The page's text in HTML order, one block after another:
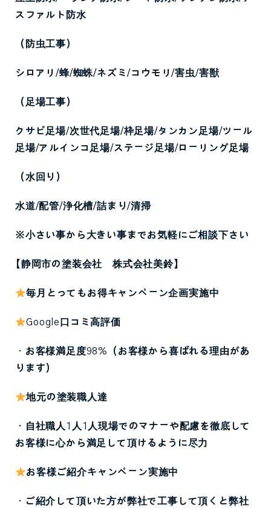
スファルト防水
（防虫工事）
シロアリ/蜂/蜘蛛/ネズミ/コウモリ/害虫/害獣
（足場工事）
クサビ足場/次世代足場/枠足場/タンカン足場/ツール
足場/アルインコ足場/ステージ足場/ローリング足場
（水回り）
水道/配管/浄化槽/詰まり/清掃
※小さい事から大きい事までお気軽にご相談下さい
【静岡市の塗装会社 株式会社美鈴】
毎月とってもお得キャンペーン企画実施中
Google 口コミ高評価
・お客様満足度98%
（お客様から喜ばれる理由があ
ります）
地元の塗装職人達
・自社職人 1 人 1 人現場でのマナーや配慮を徹底して
お客様に心から満足して頂けるように尽力
お客様ご紹介キャンペーン実施中
・ご紹介して頂いた方が弊社で工事して頂くと弊社